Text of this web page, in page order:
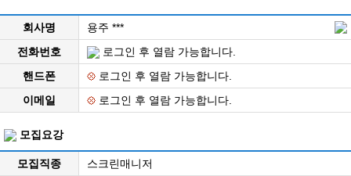
회사명
용주 ***
전화번호
로그인 후 열람 가능합니다.
핸드폰
로그인 후 열람 가능합니다.
이메일
로그인 후 열람 가능합니다.
모집요강
모집직종
스크린매니저